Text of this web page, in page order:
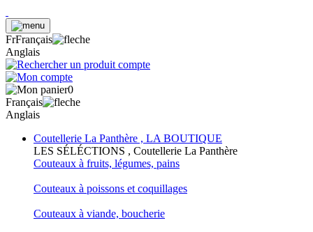
FrFrançais
Anglais
0
Français
Anglais
Coutellerie La Panthère , LA BOUTIQUE
LES SÉLÉCTIONS , Coutellerie La Panthère
Couteaux à fruits, légumes, pains
Couteaux à poissons et coquillages
Couteaux à viande, boucherie